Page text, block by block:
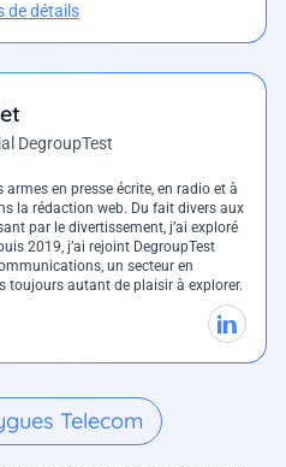
de détails
DegroupTest
en presse écrite, en radio et à
la rédaction web. Du fait divers aux
par le divertissement, j’ai exploré
2019, j’ai rejoint DegroupTest
un secteur en
toujours autant de plaisir à explorer.
Telecom